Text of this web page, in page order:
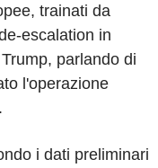
trainati da
escalation in
parlando di
l'operazione
i dati preliminari